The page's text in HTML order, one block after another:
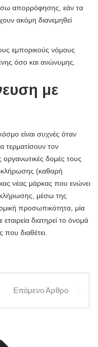
απορρόφησης, εάν τα
ακόμη διανεμηθεί
εμπορικούς νόμους
όσο και ανώνυμης.
με
είναι συχνές όταν
τερματίσουν τον
δομές τους
(καθαρή
νέας μάρκας που ενώνει
μέσω της
προσωπικότητα, μία
εταιρεία διατηρεί το όνομά
που διαθέτει.
Επόμενο Άρθρο